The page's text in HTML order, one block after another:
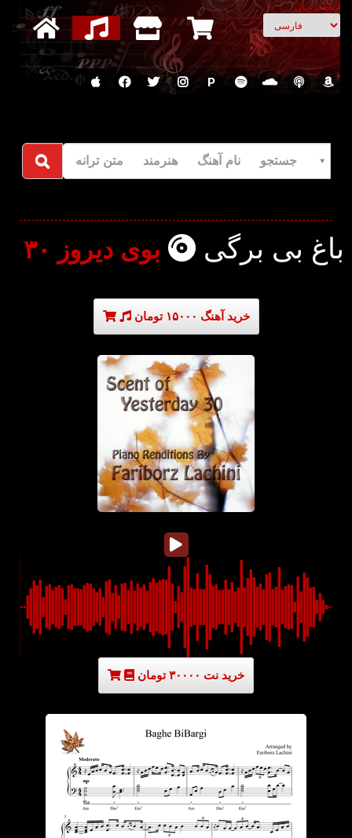
انتخاب زبان
P
جستجو نام آهنگ هنرمند متن ترانه
باغ بی برگی بوی دیروز ۳۰
خرید آهنگ ۱۵۰۰۰ تومان
خرید نت ۳۰۰۰۰ تومان